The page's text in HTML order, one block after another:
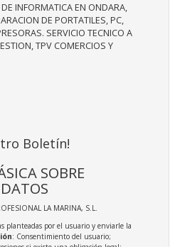
INFORMATICA EN ONDARA,
DE PORTATILES, PC,
SERVICIO TECNICO A
TPV COMERCIOS Y
Boletín!
SOBRE
LA MARINA, S.L.
planteadas por el usuario y enviarle la
: Consentimiento del usuario;